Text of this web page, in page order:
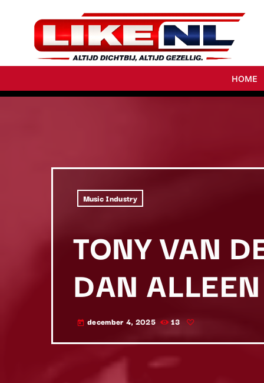
HOME
Music Industry
TONY VAN
DAN ALLEEN
today december 4, 2025 13